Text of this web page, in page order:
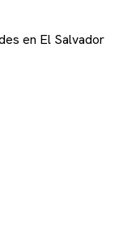
en El Salvador